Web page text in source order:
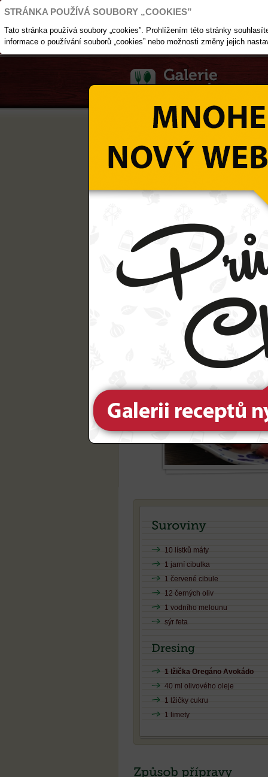
STRÁNKA POUŽÍVÁ SOUBORY „COOKIES”
Tato stránka používá soubory „cookies”. Prohlížením této stránky
informace o používání souborů „cookies” nebo možnosti změny jejich
10 lístků máty
1 jarní cibulka
1 červené cibule
12 černých oliv
1 vodního melounu
sýr feta
1 lžička Oregáno Avokádo
40 ml olivového oleje
1 lžičky cukru
1 limety